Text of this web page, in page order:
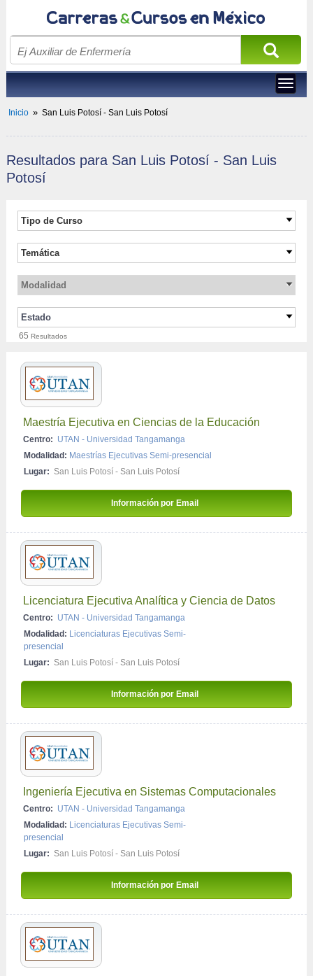
Toggle
Inicio » San Luis Potosí - San Luis Potosí
Resultados para San Luis Potosí - San Luis
Potosí
Tipo de Curso
Carreras universitarias
Maestrías Ejecutivas
Maestría
Posgrado
Doctorado
Temática
Administración Pública
Contabilidad Empresarial
Física y Química
Idiomas
Medio Ambiente y Geología
Publicidad y Marketing
Arquitectura y Urbanismo
Ciencias Biológicas
Criminología y Estudios Forenses
Diseño y Animación
Formación Profesional
Impuestos / Fiscal
Moda / Diseño
Recursos Humanos - RRHH
Arte y Bellas Artes
Ciencias Sociales y Humanidades
Culinaria y Gastronomía
Economía y Finanzas
Informática e Información
Programas Empresariales
Calidad
Ciencias y Tecnología de los Alimentos
Deportes y Educación Física
Educación
Hotelería y Turismo
Psicología y Ciencias Sociales y de Comportamiento
Modalidad
Presencial
Semi-presencial
Estado
San Luis Potosi
65 Resultados
Maestría Ejecutiva en Ciencias de la Educación
Centro: UTAN - Universidad Tangamanga
Modalidad: Maestrías Ejecutivas Semi-presencial
Lugar: San Luis Potosí - San Luis Potosí
Información por Email
Licenciatura Ejecutiva Analítica y Ciencia de Datos
Centro: UTAN - Universidad Tangamanga
Modalidad: Licenciaturas Ejecutivas Semi-
presencial
Lugar: San Luis Potosí - San Luis Potosí
Información por Email
Ingeniería Ejecutiva en Sistemas Computacionales
Centro: UTAN - Universidad Tangamanga
Modalidad: Licenciaturas Ejecutivas Semi-
presencial
Lugar: San Luis Potosí - San Luis Potosí
Información por Email